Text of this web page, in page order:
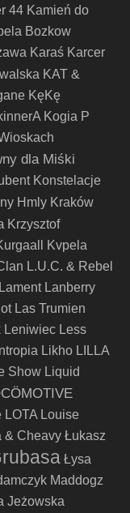
44 Kamień do
Bozkow
Karaś Karcer
KAT &
KęKę
Kogia P
dla Miśki
Konstelacje
Hmly Kraków
Krzysztof
Kvpela
L.U.C. & Rebel
Lament Lanberry
Las Trumien
Leniwiec Less
Likho LILLA
Show Liquid
LOTA Louise
& Cheavy Łukasz
Łysa
Maddogz
Jeżowska